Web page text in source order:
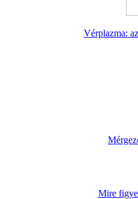
Vérplazma:
Mire